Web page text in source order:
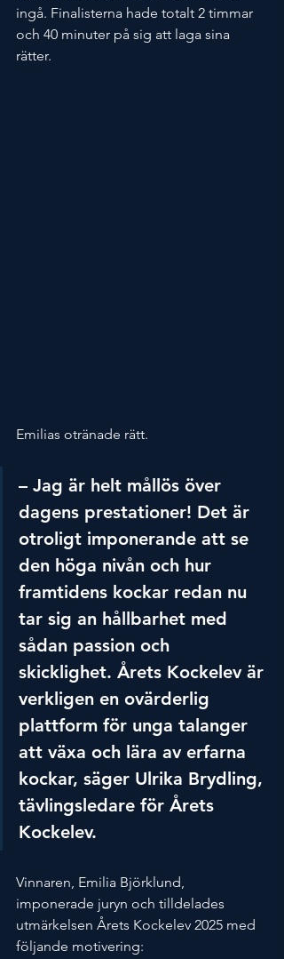
ingå. Finalisterna hade totalt 2 timmar
och 40 minuter på sig att laga sina
rätter.
Emilias otränade rätt.
– Jag är helt mållös över
dagens prestationer! Det är
otroligt imponerande att se
den höga nivån och hur
framtidens kockar redan nu
tar sig an hållbarhet med
sådan passion och
skicklighet. Årets Kockelev är
verkligen en ovärderlig
plattform för unga talanger
att växa och lära av erfarna
kockar, säger Ulrika Brydling,
tävlingsledare för Årets
Kockelev.
Vinnaren, Emilia Björklund,
imponerade juryn och tilldelades
utmärkelsen Årets Kockelev 2025 med
följande motivering: